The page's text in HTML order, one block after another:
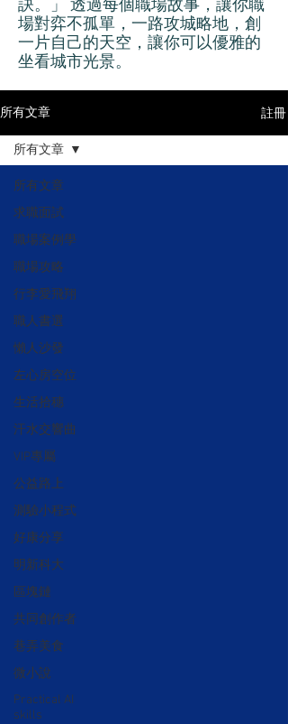
訣。」 透過每個職場故事，讓你職
場對弈不孤單，一路攻城略地，創
一片自己的天空，讓你可以優雅的
坐看城市光景。
所有文章 註冊
所有文章
求職面試
職場案例學
職場攻略
行李愛飛翔
職人書選
懶人沙發
左心房空位
生活拾穗
汗水交響曲
VIP專屬
公益路上
測驗小程式
好康分享
明新科大
區塊鏈
共同創作者
巷弄美食
微小說
Practical AI
skills
所有文章